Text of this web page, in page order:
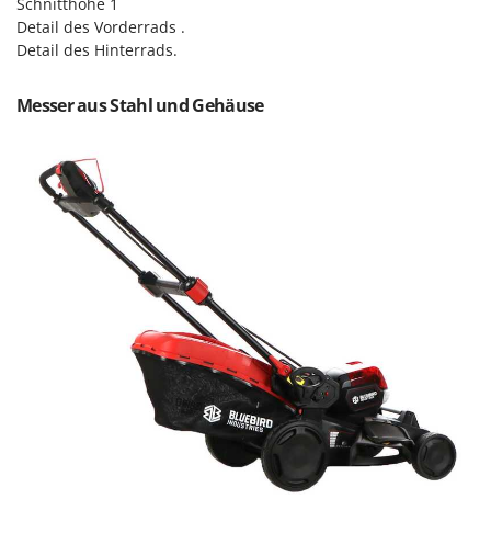
R
R.G.V.
Reber
Resto Italia
Ribimex
Ripartrak
River Systems
Robomow
Rossofuoco
Rover Pompe
Detail des Vorderrads .
Detail des Hinterrads.
Messer aus Stahl und Gehäuse